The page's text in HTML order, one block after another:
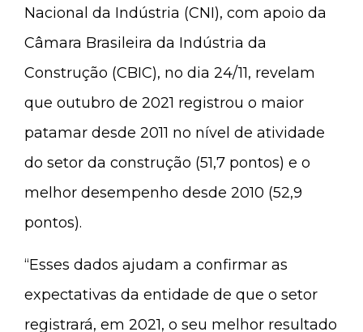
Nacional da Indústria (CNI), com apoio da
Câmara Brasileira da Indústria da
Construção (CBIC), no dia 24/11, revelam
que outubro de 2021 registrou o maior
patamar desde 2011 no nível de atividade
do setor da construção (51,7 pontos) e o
melhor desempenho desde 2010 (52,9
pontos).
“Esses dados ajudam a confirmar as
expectativas da entidade de que o setor
registrará, em 2021, o seu melhor resultado